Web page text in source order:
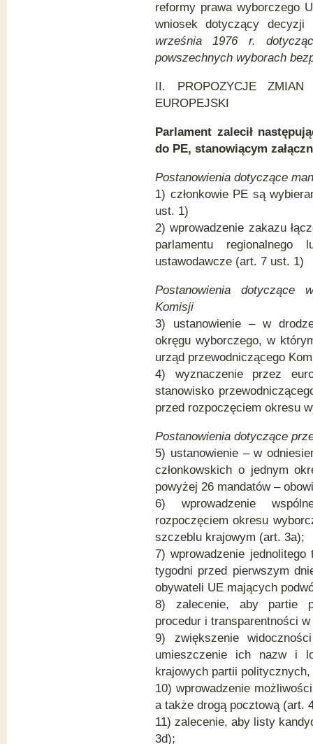
reformy prawa wyborczego
wniosek dotyczący
września 1976 r.
powszechnych wyborach
II. PROPOZYCJE ZMIAN
EUROPEJSKI
Parlament zalecił
do PE, stanowiącym
Postanowienia dotyczące
1) członkowie PE są
ust. 1)
2) wprowadzenie zakazu
parlamentu regionalnego
ustawodawcze (art. 7 ust. 1)
Postanowienia dotyczące
Komisji
3) ustanowienie – w
okręgu wyborczego, w
urząd przewodniczącego
4) wyznaczenie przez
stanowisko
przed rozpoczęciem okresu
Postanowienia dotyczące
5) ustanowienie – w
członkowskich o jednym
powyżej 26 mandatów –
6) wprowadzenie
rozpoczęciem okresu
szczeblu krajowym (art. 3a);
7) wprowadzenie
tygodni przed pierwszym
obywateli UE mających
8) zalecenie, aby partie
procedur i transparentności
9) zwiększenie
umieszczenie ich nazw i
krajowych partii
10) wprowadzenie
a także drogą pocztową (art.
11) zalecenie, aby listy
3d);